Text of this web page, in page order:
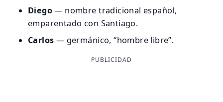
Diego— nombre tradicional español,
emparentado con Santiago.
Carlos — germánico, “hombre libre”.
PUBLICIDAD